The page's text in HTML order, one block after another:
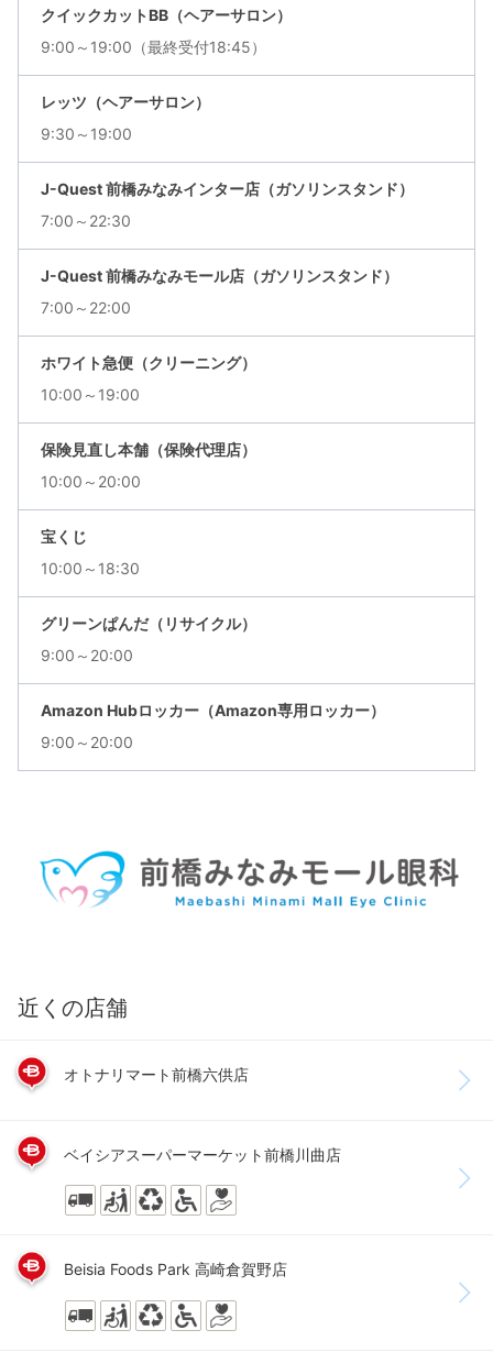
クイックカットBB（ヘアーサロン）
9:00～19:00（最終受付18:45）
レッツ（ヘアーサロン）
9:30～19:00
J-Quest 前橋みなみインター店（ガソリンスタンド）
7:00～22:30
J-Quest 前橋みなみモール店（ガソリンスタンド）
7:00～22:00
ホワイト急便（クリーニング）
10:00～19:00
保険見直し本舗（保険代理店）
10:00～20:00
宝くじ
10:00～18:30
グリーンぱんだ（リサイクル）
9:00～20:00
Amazon Hubロッカー（Amazon専用ロッカー）
9:00～20:00
近くの店舗
オトナリマート前橋六供店
ベイシアスーパーマーケット前橋川曲店
Beisia Foods Park 高崎倉賀野店